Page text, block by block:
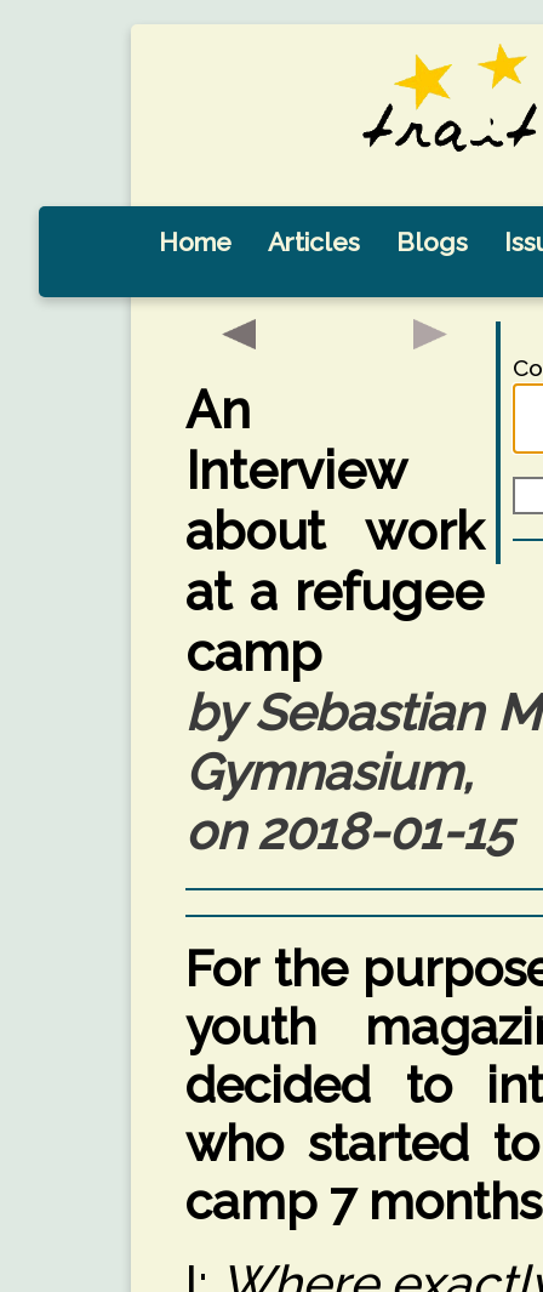
Home Articles Blogs
An
Interview
about work
at a refugee
camp
by Sebastian
Gymnasium,
on 2018-01-15
For the
youth
decided to
who started
camp 7